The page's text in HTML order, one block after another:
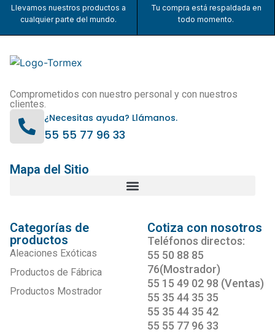
Llevamos nuestros productos a
cualquier parte del mundo.
Tu compra está respaldada en
todo momento.
Comprometidos con nuestro personal y con nuestros
clientes.
¿Necesitas ayuda? Llámanos.
55 55 77 96 33
Mapa del Sitio
Categorías de
productos
Aleaciones Exóticas
Productos de Fábrica
Productos Mostrador
Cotiza con nosotros
Teléfonos directos:
55 50 88 85
76(Mostrador)
55 15 49 02 98 (Ventas)
55 35 44 35 35
55 35 44 35 42
55 55 77 96 33